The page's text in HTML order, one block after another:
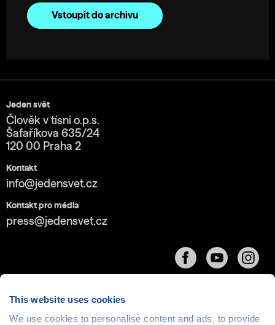
This website uses cookies
We use cookies to personalise content and ads, to provide
Vstoupit do archivu
Jeden svět
Člověk v tísni o.p.s.
Šafaříkova 635/24
120 00 Praha 2
Kontakt
info@jedensvet.cz
Kontakt pro média
press@jedensvet.cz